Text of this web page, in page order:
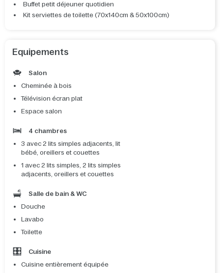
Buffet petit déjeuner quotidien
Kit serviettes de toilette (70x140cm & 50x100cm)
Equipements
Salon
Cheminée à bois
Télévision écran plat
Espace salon
4 chambres
3 avec 2 lits simples adjacents, lit
bébé, oreillers et couettes
1 avec 2 lits simples, 2 lits simples
adjacents, oreillers et couettes
Salle de bain & WC
Douche
Lavabo
Toilette
Cuisine
Cuisine entièrement équipée